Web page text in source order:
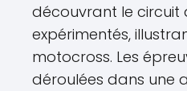
découvrant le circuit
expérimentés,
motocross. Les
déroulées dans une